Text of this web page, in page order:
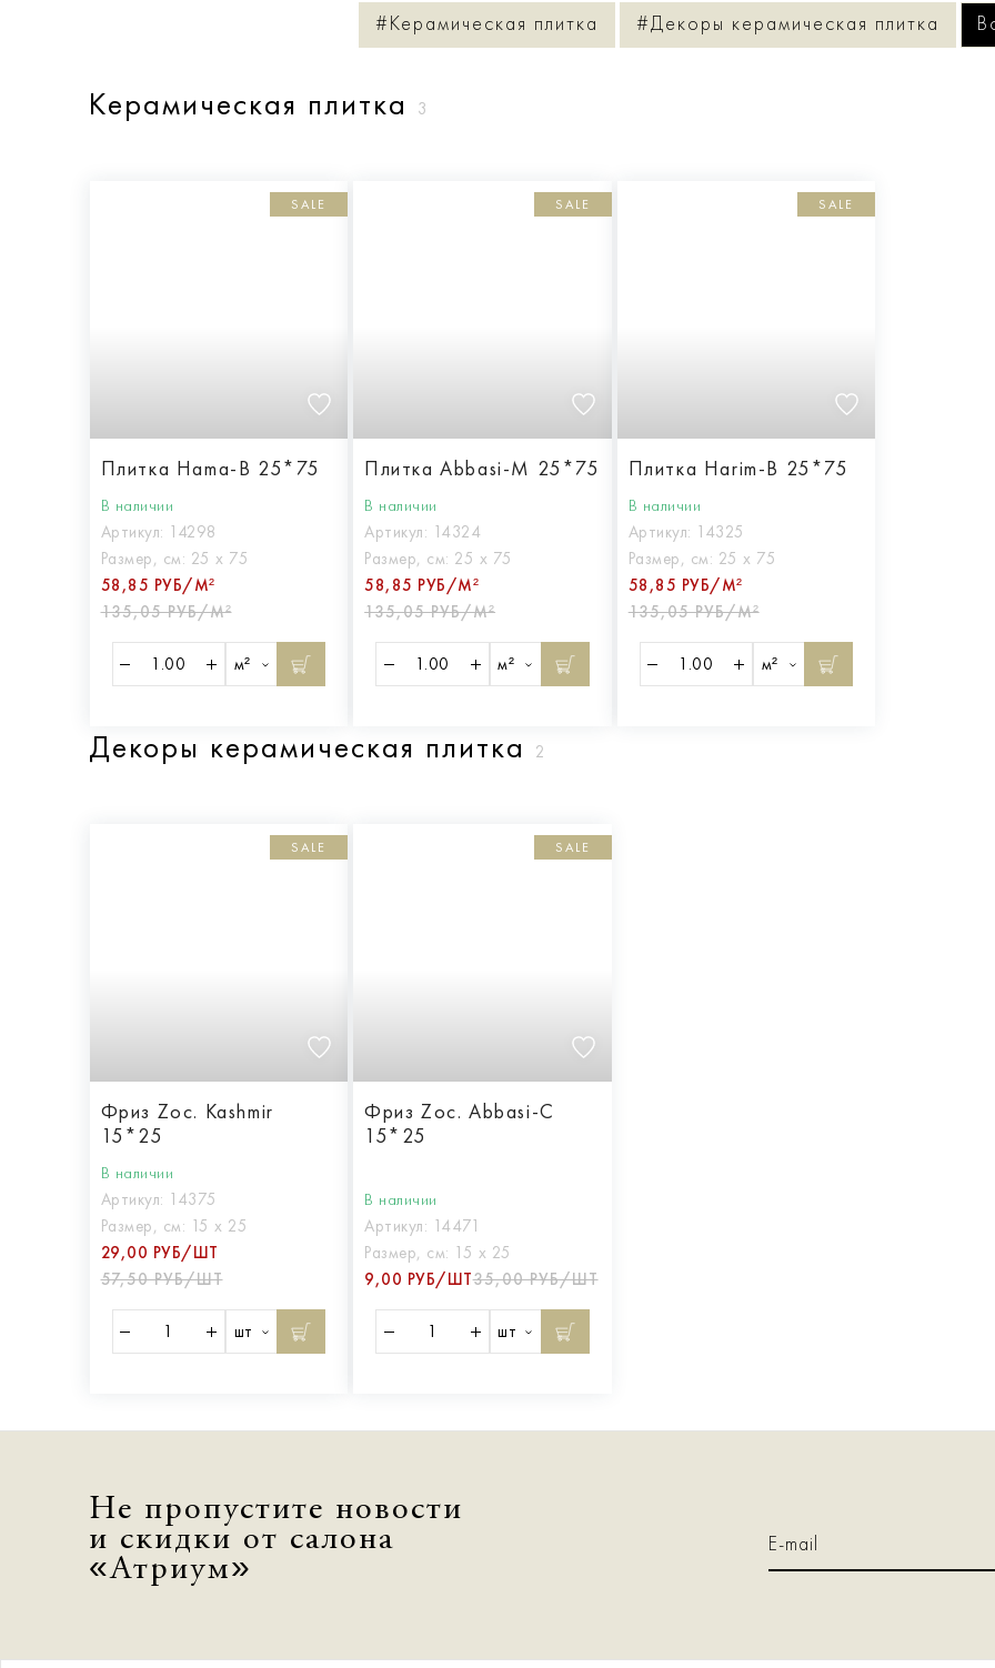
#Керамическая плитка #Декоры керамическая плитка
Керамическая плитка 3
SALE
Плитка Hama-B 25*75
В наличии
Артикул: 14298
Размер, см: 25 х 75
58,85 РУБ/М²
135,05 РУБ/М²
м²
SALE
Плитка Abbasi-M 25*75
В наличии
Артикул: 14324
Размер, см: 25 х 75
58,85 РУБ/М²
135,05 РУБ/М²
м²
SALE
Плитка Harim-B 25*75
В наличии
Артикул: 14325
Размер, см: 25 х 75
58,85 РУБ/М²
135,05 РУБ/М²
м²
Декоры керамическая плитка 2
SALE
Фриз Zoc. Kashmir
15*25
В наличии
Артикул: 14375
Размер, см: 15 х 25
29,00 РУБ/ШТ
57,50 РУБ/ШТ
шт
SALE
Фриз Zoc. Abbasi-C
15*25
В наличии
Артикул: 14471
Размер, см: 15 х 25
9,00 РУБ/ШТ35,00 РУБ/ШТ
шт
Не пропустите новости
и скидки от салона
«Атриум»